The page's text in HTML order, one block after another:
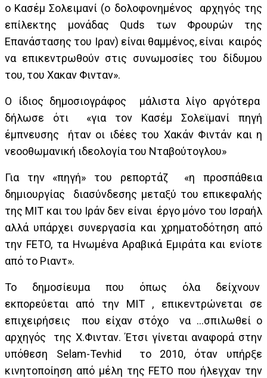
ο Κασέμ Σολειμανί (ο δολοφονημένος αρχηγός της
επίλεκτης μονάδας Quds των Φρουρών της
Επανάστασης του Ιραν) είναι θαμμένος, είναι καιρός
να επικεντρωθούν στις συνωμοσίες του δίδυμου
του, του Χακαν Φινταν».
Ο ίδιος δημοσιογράφος μάλιστα λίγο αργότερα
δήλωσε ότι «για τον Κασέμ Σολεϊμανί πηγή
έμπνευσης ήταν οι ιδέες του Χακάν Φιντάν και η
νεοοθωμανική ιδεολογία του Νταβούτογλου»
Για την «πηγή» του ρεπορτάζ «η προσπάθεια
δημιουργίας διασύνδεσης μεταξύ του επικεφαλής
της ΜΙΤ και του Ιράν δεν είναι έργο μόνο του Ισραήλ
αλλά υπάρχει συνεργασία και χρηματοδότηση από
την FETO, τα Ηνωμένα Αραβικά Εμιράτα και ενίοτε
από το Ριαντ».
Το δημοσίευμα που όπως όλα δείχνουν
εκπορεύεται από την ΜΙΤ , επικεντρώνεται σε
επιχειρήσεις που είχαν στόχο να …σπιλωθεί ο
αρχηγός της Χ.Φινταν. Έτσι γίνεται αναφορά στην
υπόθεση Selam-Tevhid το 2010, όταν υπήρξε
κινητοποίηση από μέλη της FETO που ήλεγχαν την